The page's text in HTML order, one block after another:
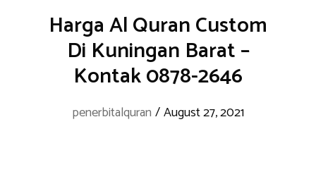
Harga Al Quran Custom
Di Kuningan Barat –
Kontak 0878-2646
penerbitalquran /August 27, 2021